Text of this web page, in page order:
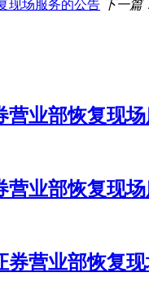
现场服务的公告 下一篇
营业部恢复现
营业部恢复现
券营业部恢复